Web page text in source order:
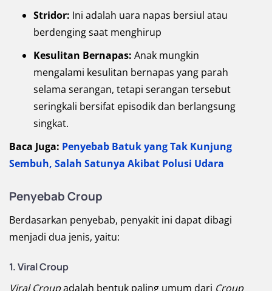
Stridor: Ini adalah uara napas bersiul atau
berdenging saat menghirup
Kesulitan Bernapas: Anak mungkin
mengalami kesulitan bernapas yang parah
selama serangan, tetapi serangan tersebut
seringkali bersifat episodik dan berlangsung
singkat.
Baca Juga: Penyebab Batuk yang Tak Kunjung
Sembuh, Salah Satunya Akibat Polusi Udara
Penyebab Croup
Berdasarkan penyebab, penyakit ini dapat dibagi
menjadi dua jenis, yaitu:
1. Viral Croup
Viral Croupadalah bentuk paling umum dari Croup